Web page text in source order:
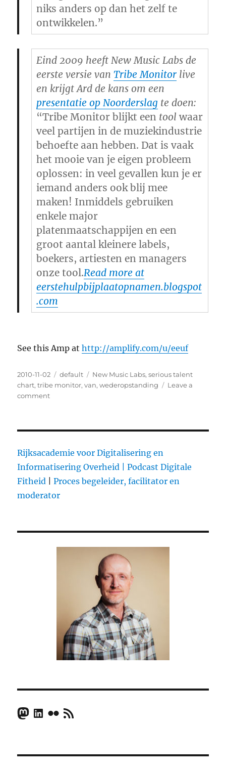
niks anders op dan het zelf te
ontwikkelen.”
Eind 2009 heeft New Music Labs de
eerste versie van Tribe Monitorlive
en krijgt Ard de kans om een
presentatie op Noorderslag te doen:
“Tribe Monitor blijkt een tool waar
veel partijen in de muziekindustrie
behoefte aan hebben. Dat is vaak
het mooie van je eigen probleem
oplossen: in veel gevallen kun je er
iemand anders ook blij mee
maken! Inmiddels gebruiken
enkele major
platenmaatschappijen en een
groot aantal kleinere labels,
boekers, artiesten en managers
onze tool.Read more at
eerstehulpbijplaatopnamen.blogspot
.com
See this Amp athttp://amplify.com/u/eeuf
Posted
on
2010-11-02 Categories
default Tags
New Music Labs,serious talent
chart,tribe monitor,van,wederopstanding
Leave a
comment
Tribemonitor
create
a
Rijksacademie voor Digitalisering en
Informatisering Overheid |
Podcast Digitale
Fitheid |Proces begeleider, facilitator en
moderator
Mastodon
LinkedIn
FlickrRSS Feed